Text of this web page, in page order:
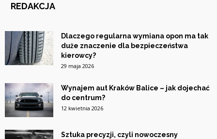
REDAKCJA
Dlaczego regularna wymiana opon ma tak
duże znaczenie dla bezpieczeństwa
kierowcy?
29 maja 2026
Wynajem aut Kraków Balice – jak dojechać
do centrum?
12 kwietnia 2026
Sztuka precyzji, czyli nowoczesny